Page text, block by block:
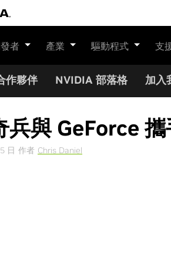
者 產業 驅動程式 支
作夥伴 NVIDIA 部落格 加入
兵與 GeForce
日 作者 Chris Daniel